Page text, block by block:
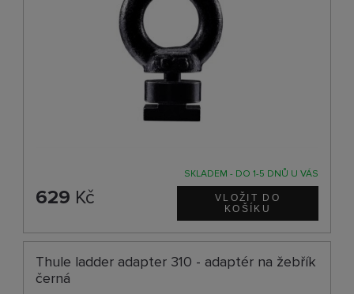
SKLADEM - DO 1-5 DNŮ U VÁS
629 Kč
Thule ladder adapter 310 - adaptér na žebřík
černá